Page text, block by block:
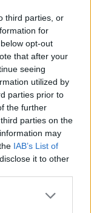
third parties, or
for
opt-out
that after your
seeing
utilized by
parties prior to
the further
parties on the
may
IAB’s List of
it to other
του στην
που
ότι το
που έπεσε το
αστυνομία
να τραβήξει
Ωστόσο,
του
έδειξαν